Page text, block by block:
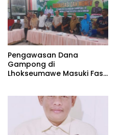
Pengawasan Dana
Gampong di
Lhokseumawe Masuki Fase